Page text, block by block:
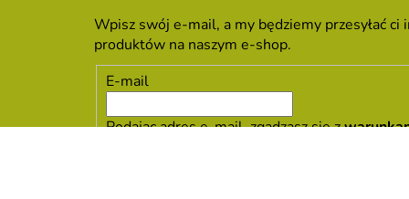
Wpisz swój e-mail, a my będziemy przesyłać
produktów na naszym e-shop.
E-mail
Podając adres e-mail, zgadzasz się z